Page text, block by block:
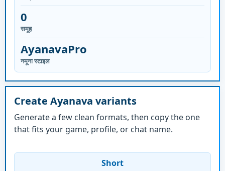
0
समूह
AyanavaPro
नमूना स्टाइल
Create Ayanava variants
Generate a few clean formats, then copy the one
that fits your game, profile, or chat name.
Short